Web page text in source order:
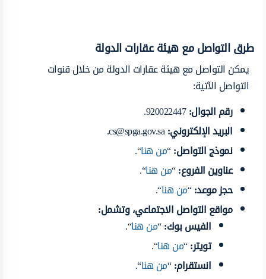
طرق التواصل مع هيئة عقارات الدولة
يمكن التواصل مع هيئة عقارات الدولة من خلال قنوات
التواصل الآتية:
رقم الجوال:920022447.
البريد الإلكتروني:cs@spga.gov.sa
.
نموذج التواصل:“من هنا“.
عناوين الفروع:“من هنا“.
حجز موعد:“من هنا“.
مواقع التواصل الاجتماعي، وتشمل:
الفيس بوك:“من هنا“.
تويتر:“من هنا“.
انستقرام:“من هنا“.